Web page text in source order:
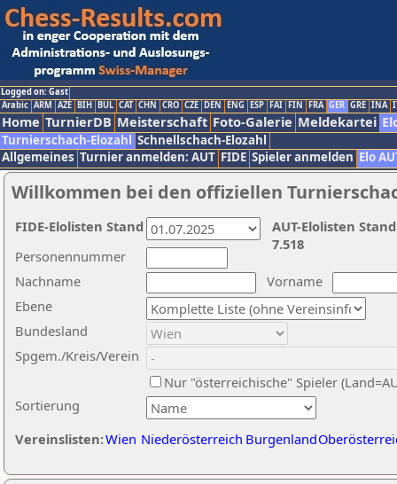
Logged on: Gast
Arabic ARM AZE BIH BUL CAT CHN CRO CZE DEN ENG ESP FAI FIN FRA GER GRE INA
Home TurnierDB Meisterschaft Foto-Galerie Meldekartei
Turnierschach-Elozahl Schnellschach-Elozahl
Allgemeines Turnier anmelden: AUT FIDE Spieler anmelden Elo
Willkommen bei den offiziellen
Nachname
Vorname
Ebene
Sortierung
Personennummer
Bundesland
Spgem./Kreis/Verein
Nur "österreichische" Spieler
Vereinslisten:Wien Niederösterreich Burgenland
AUT-Elolisten
7.518
FIDE-Elolisten Stand